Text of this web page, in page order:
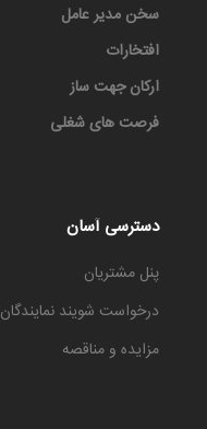
سخن مدیر عامل
افتخارات
ارکان جهت ساز
فرصت های شغلی
دسترسی آسان
پنل مشتریان
درخواست شویند نمایندگان
مزایده و مناقصه